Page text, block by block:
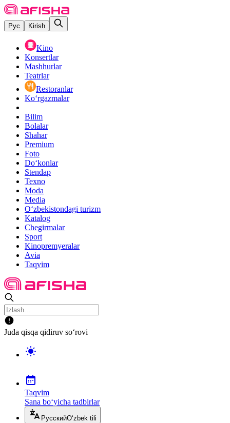
Рус Kirish
Kino
Konsertlar
Mashhurlar
Teatrlar
Restoranlar
Ko‘rgazmalar
Bilim
Bolalar
Shahar
Premium
Foto
Do‘konlar
Stendap
Texno
Moda
Media
O‘zbekistondagi turizm
Katalog
Chegirmalar
Sport
Kinopremyeralar
Avia
Taqvim
Juda qisqa qidiruv so‘rovi
Taqvim
Sana bo‘yicha tadbirlar
РусскийO‘zbek tili